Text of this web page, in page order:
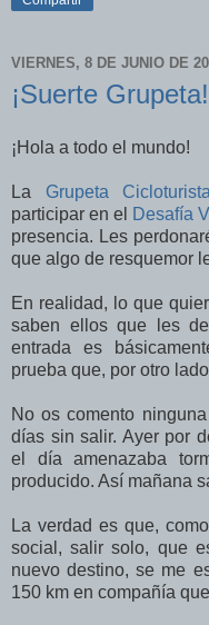
VIERNES, 8 DE JUNIO DE
¡Suerte Grupeta!
¡Hola a todo el mundo!
La Grupeta
participar en el Desafía
presencia. Les
que algo de resquemor
En realidad, lo que
saben ellos que les
entrada es
prueba que, por otro
No os comento
días sin salir. Ayer por
el día amenazaba
producido. Así mañana
La verdad es que,
social, salir solo, que
nuevo destino, se me
150 km en compañía